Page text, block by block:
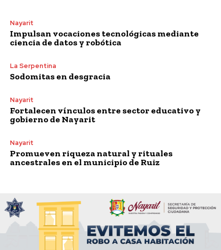
Nayarit
Impulsan vocaciones tecnológicas mediante
ciencia de datos y robótica
La Serpentina
Sodomitas en desgracia
Nayarit
Fortalecen vínculos entre sector educativo y
gobierno de Nayarit
Nayarit
Promueven riqueza natural y rituales
ancestrales en el municipio de Ruiz